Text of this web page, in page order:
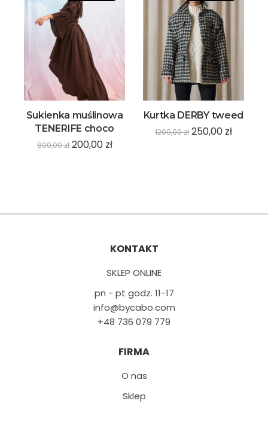
Sukienka muślinowa
TENERIFE choco
800,00zł 200,00 zł
Kurtka DERBY tweed
1200,00zł 250,00 zł
KONTAKT
SKLEP ONLINE
pn - pt godz. 11-17
info@bycabo.com
+48 736 079 779
FIRMA
O nas
Sklep